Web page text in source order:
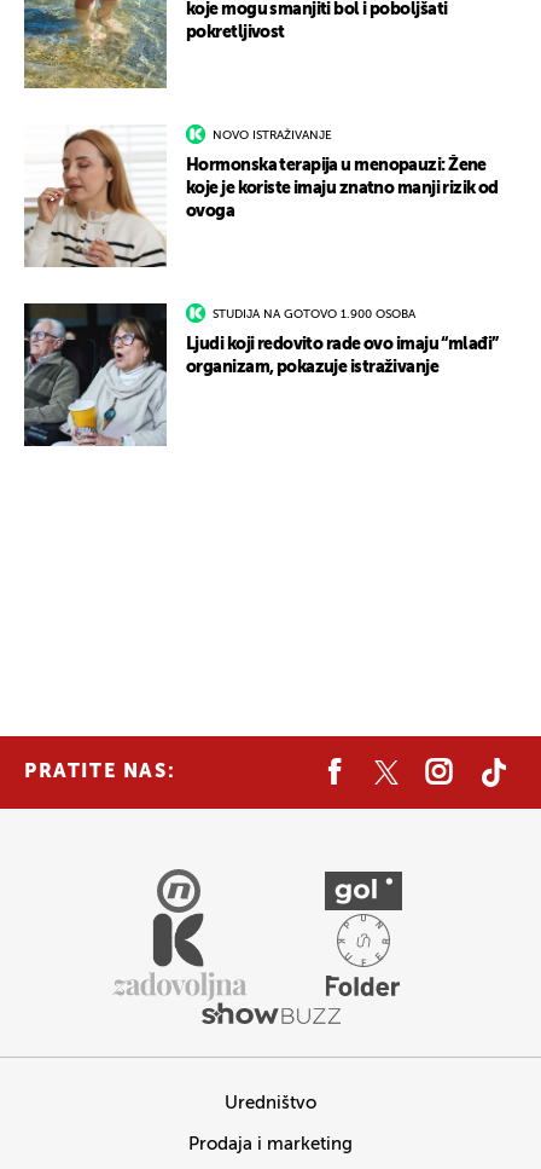
koje mogu smanjiti bol i poboljšati
pokretljivost
NOVO ISTRAŽIVANJE
Hormonska terapija u menopauzi: Žene
koje je koriste imaju znatno manji rizik od
ovoga
STUDIJA NA GOTOVO 1.900 OSOBA
Ljudi koji redovito rade ovo imaju “mlađi”
organizam, pokazuje istraživanje
PRATITE NAS:
Uredništvo
Prodaja i marketing